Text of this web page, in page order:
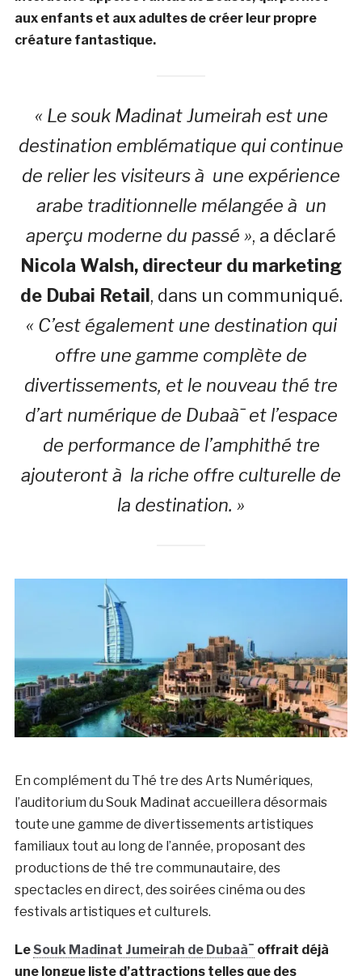
aux enfants et aux adultes de créer leur propre
créature fantastique.
« Le souk Madinat Jumeirah est une
destination emblématique qui continue
de relier les visiteurs à une expérience
arabe traditionnelle mélangée à un
aperçu moderne du passé », a déclaré
Nicola Walsh, directeur du marketing
de Dubai Retail, dans un communiqué.
« C’est également une destination qui
offre une gamme complète de
divertissements, et le nouveau thé tre
d’art numérique de Dubaà¯ et l’espace
de performance de l’amphithé tre
ajouteront à la riche offre culturelle de
la destination. »
En complément du Thé tre des Arts Numériques,
l’auditorium du Souk Madinat accueillera désormais
toute une gamme de divertissements artistiques
familiaux tout au long de l’année, proposant des
productions de thé tre communautaire, des
spectacles en direct, des soirées cinéma ou des
festivals artistiques et culturels.
LeSouk Madinat Jumeirah de Dubaà¯ offrait déjà
une longue liste d’attractions telles que des